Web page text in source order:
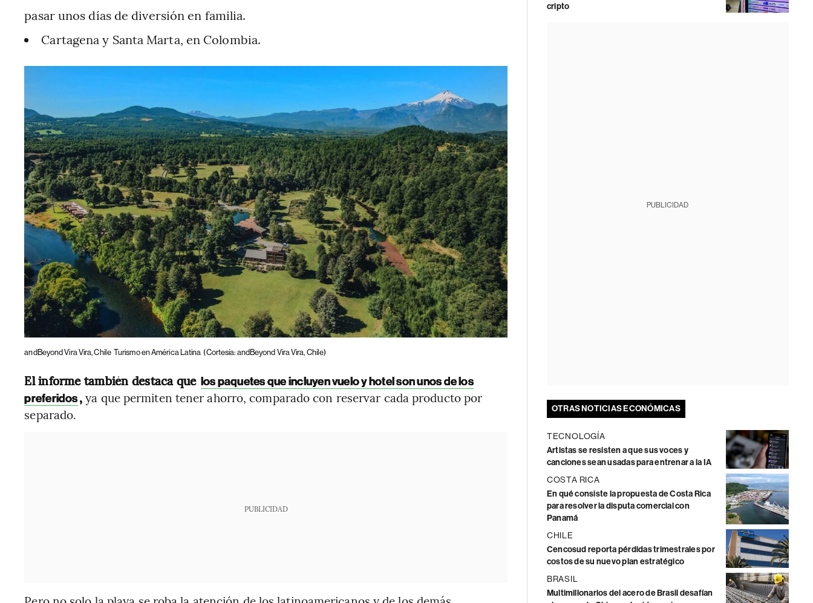
pasar unos días de diversión en familia.
Cartagena y Santa Marta, en Colombia.
andBeyond Vira Vira, Chile Turismo en América Latina (Cortesía: andBeyond Vira Vira, Chile)
El informe también destaca que los paquetes que incluyen vuelo y hotel son unos de los
preferidos,ya que permiten tener ahorro, comparado con reservar cada producto por
separado.
PUBLICIDAD
cripto
PUBLICIDAD
OTRAS NOTICIAS ECONÓMICAS
TECNOLOGÍA
Artistas se resisten a que sus voces y
canciones sean usadas para entrenar a la IA
COSTA RICA
En qué consiste la propuesta de Costa Rica
para resolver la disputa comercial con
Panamá
CHILE
Cencosud reporta pérdidas trimestrales por
costos de su nuevo plan estratégico
BRASIL
Multimillonarios del acero de Brasil desafían